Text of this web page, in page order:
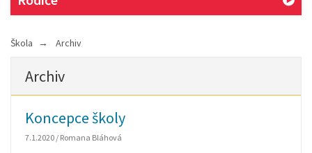
Škola Archiv
Archiv
Koncepce školy
7.1.2020 / Romana Bláhová